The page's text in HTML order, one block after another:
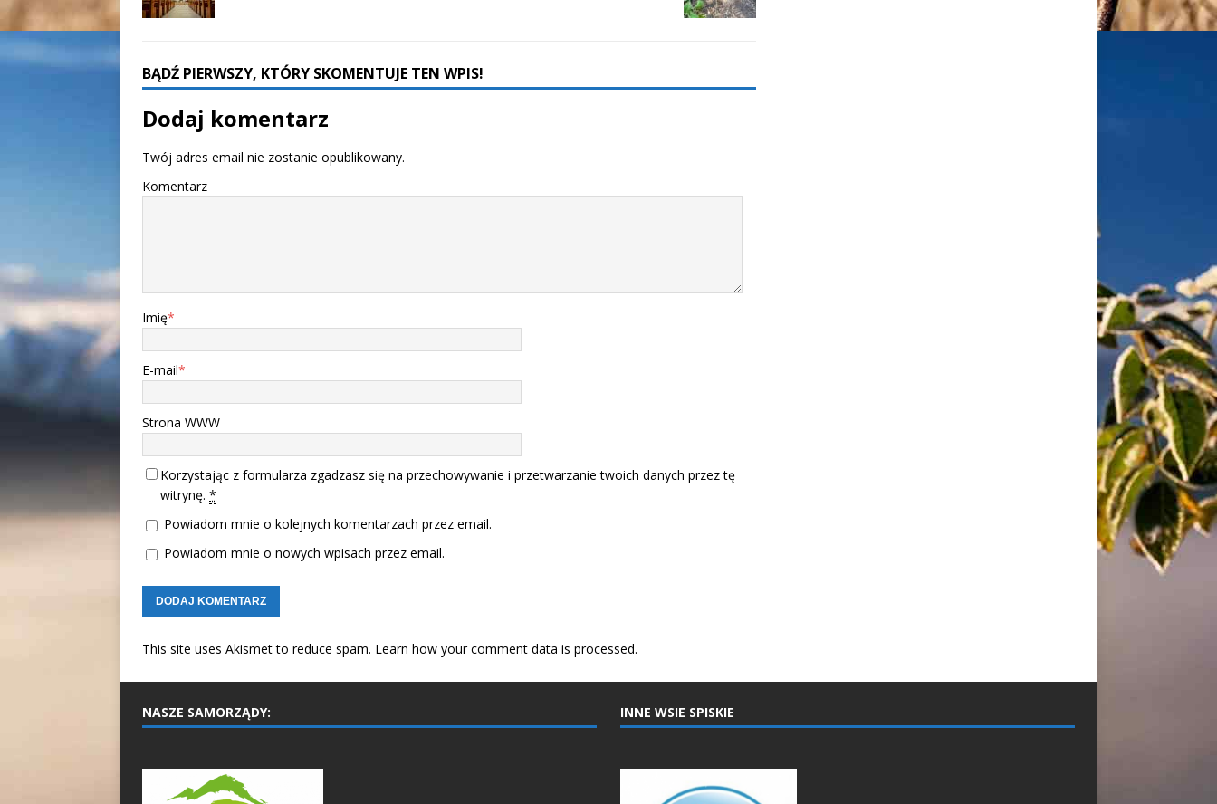
BĄDŹ PIERWSZY, KTÓRY SKOMENTUJE TEN WPIS!
Dodaj komentarz
Twój adres email nie zostanie opublikowany.
Komentarz
Imię*
E-mail*
Strona WWW
Korzystając z formularza zgadzasz się na przechowywanie i przetwarzanie twoich danych przez tę
witrynę. *
Powiadom mnie o kolejnych komentarzach przez email.
Powiadom mnie o nowych wpisach przez email.
This site uses Akismet to reduce spam. Learn how your comment data is processed.
NASZE SAMORZĄDY: INNE WSIE SPISKIE